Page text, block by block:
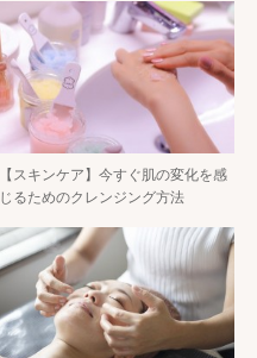
【スキンケア】今すぐ肌の変化を感
じるためのクレンジング方法